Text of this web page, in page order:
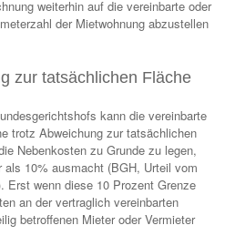
weiterhin auf die vereinbarte oder
der Mietwohnung abzustellen
zur tatsächlichen Fläche
kann die vereinbarte
trotz Abweichung zur tatsächlichen
Nebenkosten zu Grunde zu legen,
10% ausmacht (BGH, Urteil vom
wenn diese 10 Prozent Grenze
an der vertraglich vereinbarten
betroffenen Mieter oder Vermieter